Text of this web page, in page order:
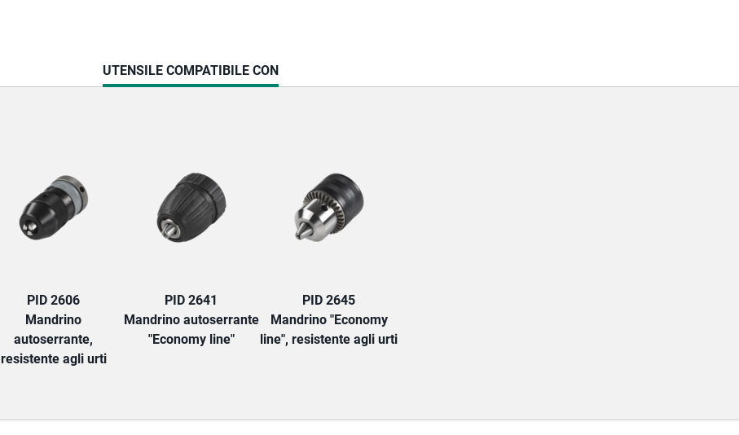
CURRENT
TAB:
UTENSILE COMPATIBILE CON
PID 2606
Mandrino
autoserrante,
resistente agli urti
PID 2641
Mandrino autoserrante
"Economy line"
PID 2645
Mandrino "Economy
line", resistente agli urti